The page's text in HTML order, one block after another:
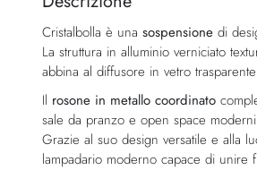
di
immagini
Cristalbolla è una sospensione di
La struttura in alluminio verniciato
abbina al diffusore in vetro
Il rosone in metallo coordinato
sale da pranzo e open space
Grazie al suo design versatile e alla
lampadario moderno capace di unire